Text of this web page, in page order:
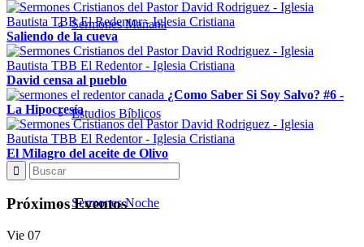
Sermones Mañana
Estudios Bíblicos
Sermones Noche
Saliendo de la cueva
David censa al pueblo
¿Como Saber Si Soy Salvo? #6 -
La Hipocresía
El Milagro del aceite de Olivo
Próximos Eventos
Vie 07